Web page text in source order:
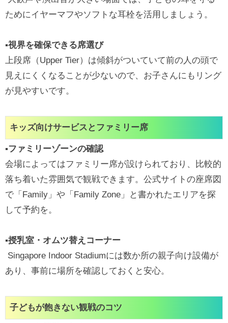
ためにイヤーマフやソフトな耳栓を活用しましょう。
▪視界を確保できる席選び
上段席（Upper Tier）は傾斜がついていて前の人の頭で
見えにくくなることが少ないので、お子さんにもリング
が見やすいです。
キッズ向けサービスとファミリー席
▪ファミリーゾーンの確認
会場によってはファミリー席が設けられており、比較的
落ち着いた雰囲気で観戦できます。公式サイトの座席図
で「Family」や「Family Zone」と書かれたエリアを探
して予約を。
▪授乳室・オムツ替えコーナー
Singapore Indoor Stadiumには数か所の親子向け設備が
あり、事前に場所を確認しておくと安心。
子どもが飽きない観戦のコツ